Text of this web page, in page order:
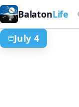
BalatonLife
July 4